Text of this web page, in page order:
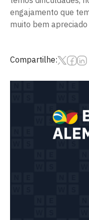
engajamento que
muito bem
Compartilhe: